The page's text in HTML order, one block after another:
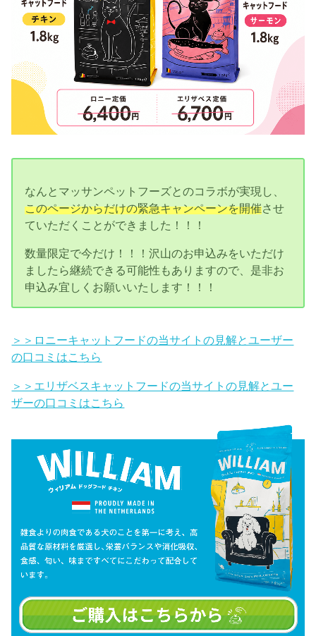
なんとマッサンペットフーズとのコラボが実現し、
このページからだけの緊急キャンペーンを開催させ
ていただくことができました！！！
数量限定で今だけ！！！沢山のお申込みをいただけ
ましたら継続できる可能性もありますので、是非お
申込み宜しくお願いいたします！！！
＞＞ロニーキャットフードの当サイトの見解とユーザー
の口コミはこちら
＞＞エリザベスキャットフードの当サイトの見解とユー
ザーの口コミはこちら